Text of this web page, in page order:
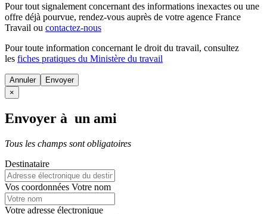
Pour tout signalement concernant des informations inexactes ou une
offre déjà pourvue, rendez-vous auprès de votre agence France
Travail ou contactez-nous
Pour toute information concernant le droit du travail, consultez
les fiches pratiques du Ministère du travail
Annuler
×
Envoyer à un ami
Tous les champs sont obligatoires
Destinataire
Vos coordonnées Votre nom
Votre adresse électronique